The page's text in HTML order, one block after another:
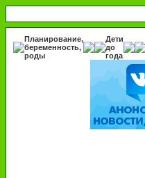
Планирование,
беременность,
роды
Дети
до
года